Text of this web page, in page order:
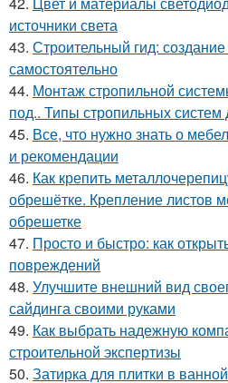
источники света
43. Строительный гид:
самостоятельно
44. Монтаж стропильной
под.. Типы стропильных систем
45. Все, что нужно знать о
и рекомендации
46. Как крепить
обрешётке. Крепление листов
обрешетке
47. Просто и быстро: как
повреждений
48. Улучшите внешний вид
сайдинга своими руками
49. Как выбрать надежную
строительной экспертизы
50. Затирка для плитки в